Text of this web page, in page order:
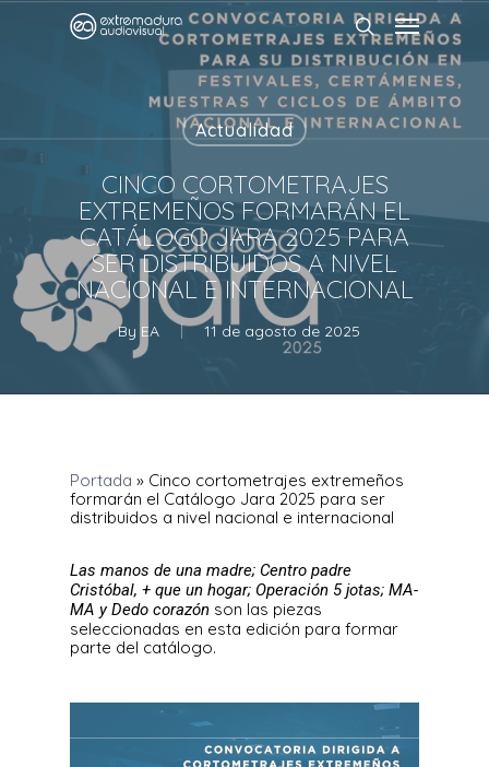
Actualidad
CINCO CORTOMETRAJES
EXTREMEÑOS FORMARÁN EL
CATÁLOGO JARA 2025 PARA
SER DISTRIBUIDOS A NIVEL
NACIONAL E INTERNACIONAL
By EA 11 de agosto de 2025
Portada » Cinco cortometrajes extremeños
formarán el Catálogo Jara 2025 para ser
distribuidos a nivel nacional e internacional
Las manos de una madre; Centro padre
Cristóbal, + que un hogar; Operación 5 jotas; MA-
MA y Dedo corazón son las piezas
seleccionadas en esta edición para formar
parte del catálogo.